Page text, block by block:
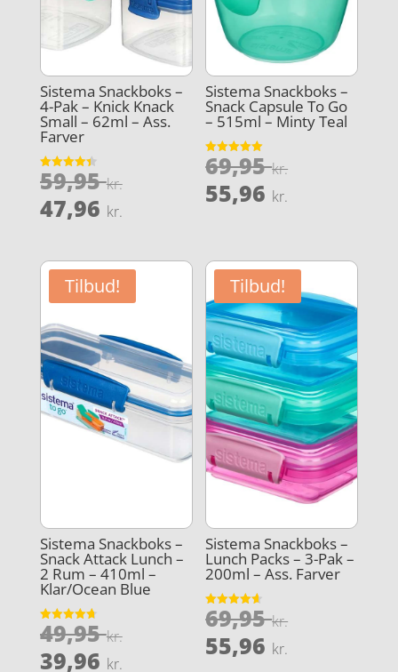
Sistema Snackboks –
4-Pak – Knick Knack
Small – 62ml – Ass.
Farver
Vurderet
4.4
59,95kr.Den
oprindelige
pris
59,95 kr..
47,96 kr.
pris
er:
47,96 kr..
Sistema Snackboks –
Snack Capsule To Go
– 515ml – Minty Teal
Vurderet
5
69,95kr.Den
69,95 kr..
55,96 kr.
er:
55,96 kr..
Tilbud!
Sistema Snackboks –
Snack Attack Lunch –
2 Rum – 410ml –
Klar/Ocean Blue
Vurderet
4.7
49,95kr.Den
oprindelige
39,96 kr.
Tilbud!
Sistema Snackboks –
Lunch Packs – 3-Pak –
200ml – Ass. Farver
Vurderet
4.6
69,95kr.Den
55,96 kr.